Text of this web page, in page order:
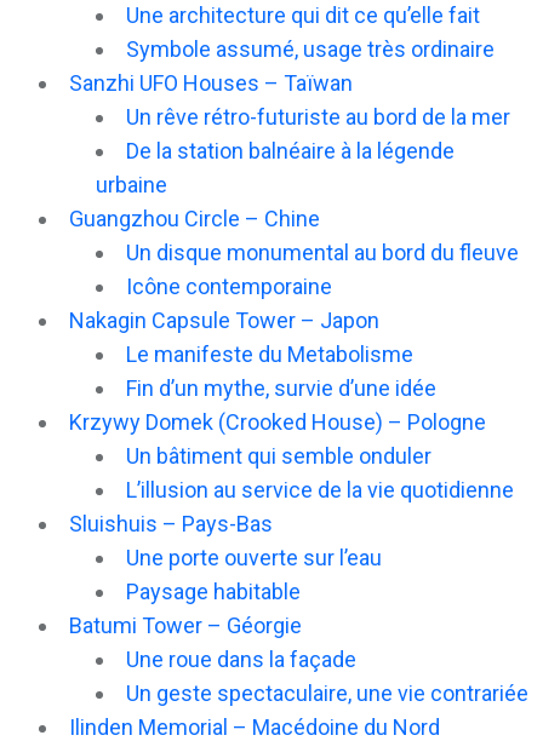
Une architecture qui dit ce qu’elle fait
Symbole assumé, usage très ordinaire
Sanzhi UFO Houses – Taïwan
Un rêve rétro-futuriste au bord de la mer
De la station balnéaire à la légende
urbaine
Guangzhou Circle – Chine
Un disque monumental au bord du fleuve
Icône contemporaine
Nakagin Capsule Tower – Japon
Le manifeste du Metabolisme
Fin d’un mythe, survie d’une idée
Krzywy Domek (Crooked House) – Pologne
Un bâtiment qui semble onduler
L’illusion au service de la vie quotidienne
Sluishuis – Pays-Bas
Une porte ouverte sur l’eau
Paysage habitable
Batumi Tower – Géorgie
Une roue dans la façade
Un geste spectaculaire, une vie contrariée
Ilinden Memorial – Macédoine du Nord